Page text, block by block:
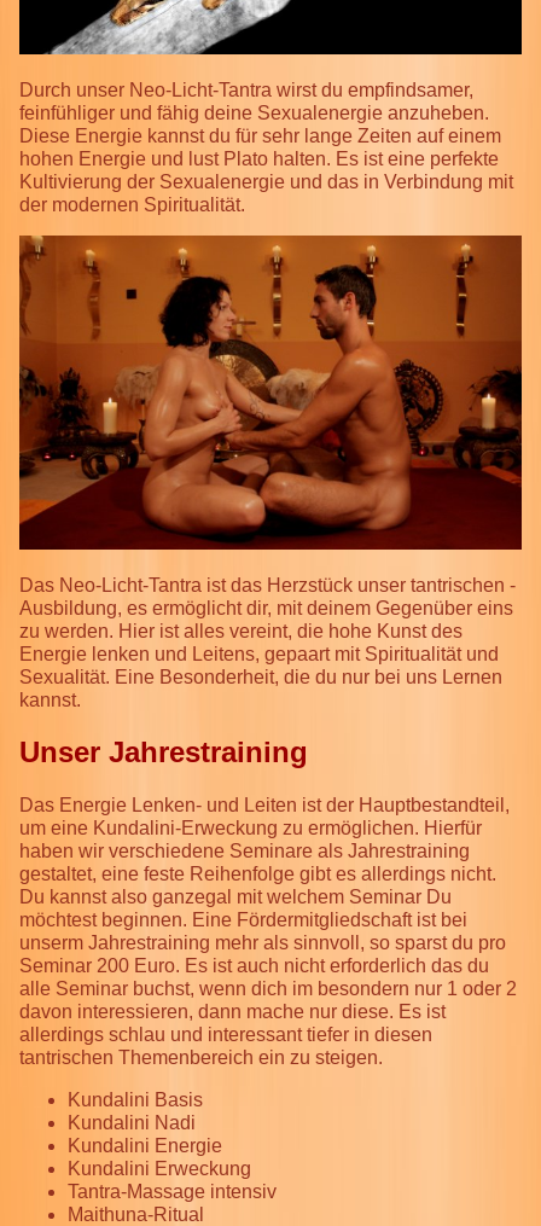
Durch unser Neo-Licht-Tantra wirst du empfindsamer,
feinfühliger und fähig deine Sexualenergie anzuheben.
Diese Energie kannst du für sehr lange Zeiten auf einem
hohen Energie und lust Plato halten. Es ist eine perfekte
Kultivierung der Sexualenergie und das in Verbindung mit
der modernen Spiritualität.
Das Neo-Licht-Tantra ist das Herzstück unser tantrischen -
Ausbildung, es ermöglicht dir, mit deinem Gegenüber eins
zu werden. Hier ist alles vereint, die hohe Kunst des
Energie lenken und Leitens, gepaart mit Spiritualität und
Sexualität. Eine Besonderheit, die du nur bei uns Lernen
kannst.
Unser Jahrestraining
Das Energie Lenken- und Leiten ist der Hauptbestandteil,
um eine Kundalini-Erweckung zu ermöglichen. Hierfür
haben wir verschiedene Seminare als Jahrestraining
gestaltet, eine feste Reihenfolge gibt es allerdings nicht.
Du kannst also ganzegal mit welchem Seminar Du
möchtest beginnen. Eine Fördermitgliedschaft ist bei
unserm Jahrestraining mehr als sinnvoll, so sparst du pro
Seminar 200 Euro. Es ist auch nicht erforderlich das du
alle Seminar buchst, wenn dich im besondern nur 1 oder 2
davon interessieren, dann mache nur diese. Es ist
allerdings schlau und interessant tiefer in diesen
tantrischen Themenbereich ein zu steigen.
Kundalini Basis
Kundalini Nadi
Kundalini Energie
Kundalini Erweckung
Tantra-Massage intensiv
Maithuna-Ritual